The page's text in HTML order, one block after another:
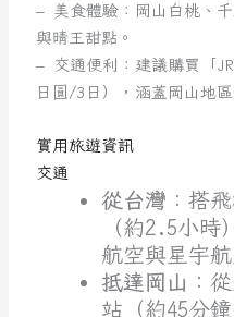
– 美食體驗：岡山白桃、千
與晴王甜點。
– 交通便利：建議購買「
日圓/3日），涵蓋岡山地區
實用旅遊資訊
交通
從台灣 ：搭
（約2.5小
航空與星宇航
抵達岡山 ：
站（約45分